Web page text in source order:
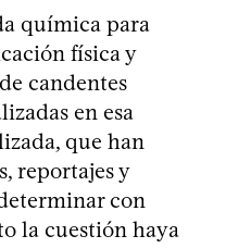
química para
física y
candentes
en esa
que han
reportajes y
con
la cuestión haya